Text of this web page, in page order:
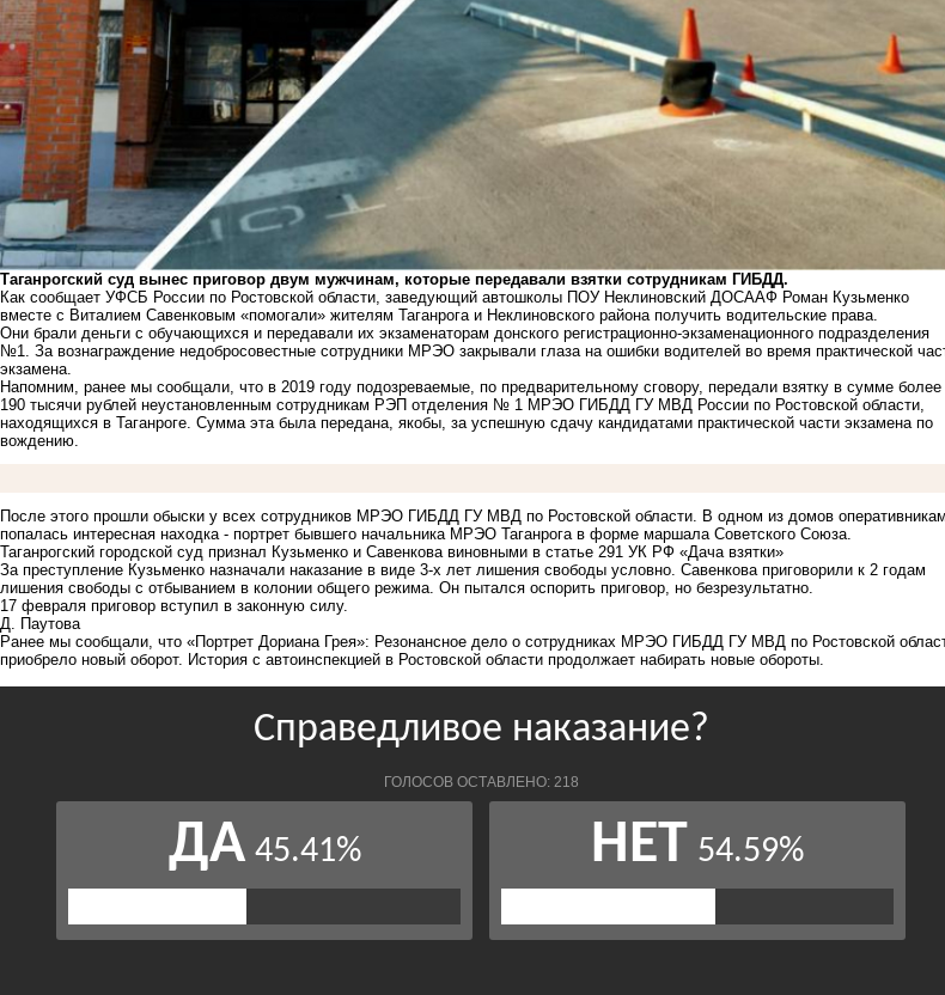
Таганрогский суд вынес приговор двум мужчинам, которые передавали взятки сотрудникам ГИБДД.
Как сообщает УФСБ России по Ростовской области, заведующий автошколы ПОУ Неклиновский ДОСААФ Роман Кузьменко
вместе с Виталием Савенковым «помогали» жителям Таганрога и Неклиновского района получить водительские права.
Они брали деньги с обучающихся и передавали их экзаменаторам донского регистрационно-экзаменационного подразделения
№1. За вознаграждение недобросовестные сотрудники МРЭО закрывали глаза на ошибки водителей во время практической
экзамена.
Напомним, ранее мы сообщали, что в 2019 году подозреваемые, по предварительному сговору, передали взятку в сумме более
190 тысячи рублей неустановленным сотрудникам РЭП отделения № 1 МРЭО ГИБДД ГУ МВД России по Ростовской области,
находящихся в Таганроге. Сумма эта была передана, якобы, за успешную сдачу кандидатами практической части экзамена по
вождению.
После этого прошли обыски у всех сотрудников МРЭО ГИБДД ГУ МВД по Ростовской области. В одном из домов оперативникам
попалась интересная находка - портрет бывшего начальника МРЭО Таганрога в форме маршала Советского Союза.
Таганрогский городской суд признал Кузьменко и Савенкова виновными в статье 291 УК РФ «Дача взятки»
За преступление Кузьменко назначали наказание в виде 3-х лет лишения свободы условно. Савенкова приговорили к 2 годам
лишения свободы с отбыванием в колонии общего режима. Он пытался оспорить приговор, но безрезультатно.
17 февраля приговор вступил в законную силу.
Д. Паутова
Ранее мы сообщали, что «Портрет Дориана Грея»: Резонансное дело о сотрудниках МРЭО ГИБДД ГУ МВД по Ростовской
приобрело новый оборот. История с автоинспекцией в Ростовской области продолжает набирать новые обороты.